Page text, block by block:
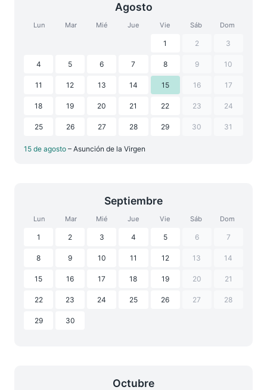
Agosto
Lun Mar Mié Jue Vie Sáb Dom
1 2 3
4 5 6 7 8 9 10
11 12 13 14 15 16 17
18 19 20 21 22 23 24
25 26 27 28 29 30 31
15 de agosto – Asunción de la Virgen
Septiembre
Lun Mar Mié Jue Vie Sáb Dom
1 2 3 4 5 6 7
8 9 10 11 12 13 14
15 16 17 18 19 20 21
22 23 24 25 26 27 28
29 30
Octubre